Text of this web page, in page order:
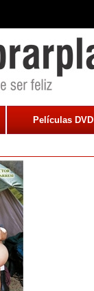
Películas DVD